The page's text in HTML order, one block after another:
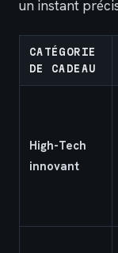
un instant
CATÉGORIE
DE CADEAU
High-Tech
innovant